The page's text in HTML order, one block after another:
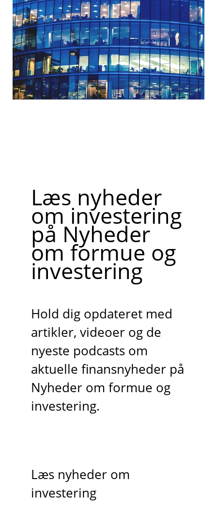
Læs nyheder
om investering
på Nyheder
om formue og
investering
Hold dig opdateret med
artikler, videoer og de
nyeste podcasts om
aktuelle finansnyheder på
Nyheder om formue og
investering.
Læs nyheder om
investering